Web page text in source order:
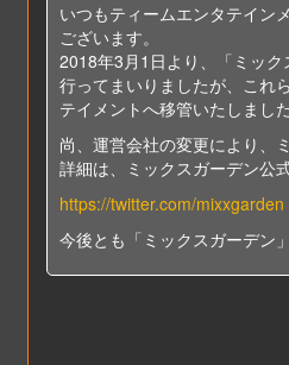
いつもティームエンタテイン
ございます。
2018年3月1日より、「ミッ
行ってまいりましたが、これ
テイメントへ移管いたしまし
尚、運営会社の変更により、
詳細は、ミックスガーデン公
https://twitter.com/mixxgarden
今後とも「ミックスガーデン